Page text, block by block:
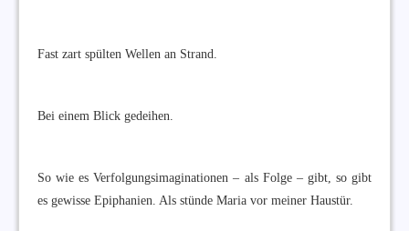
Fast zart spülten Wellen an Strand.
Bei einem Blick gedeihen.
So wie es Verfolgungsimaginationen – als Folge – gibt, so gibt
es gewisse Epiphanien. Als stünde Maria vor meiner Haustür.